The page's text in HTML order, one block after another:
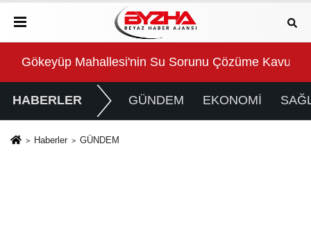
Kavuşturuldu
Süper Enduro’da start Başkan
HABERLER GÜNDEM EKONOMİ
Haberler GÜNDEM